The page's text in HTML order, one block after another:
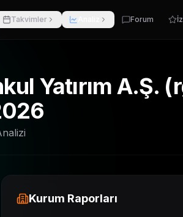
Takvimler Forum
Yatırım A.Ş. (
Kurum Raporları